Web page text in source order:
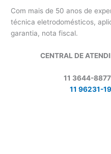
Com mais de 50 anos de
técnica eletrodomésticos,
garantia, nota fiscal.
CENTRAL DE
11 3644-
11 96231-